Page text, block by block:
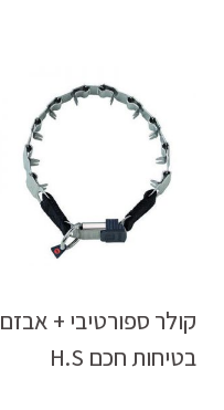
קולר ספורטיבי + אבזם
בטיחות חכם H.S